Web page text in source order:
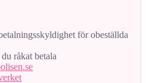
för obeställda
råkat betala